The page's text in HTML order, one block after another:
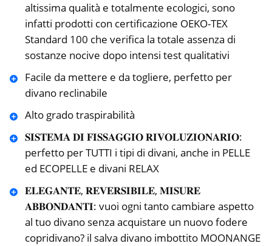
altissima qualità e totalmente ecologici, sono
infatti prodotti con certificazione OEKO-TEX
Standard 100 che verifica la totale assenza di
sostanze nocive dopo intensi test qualitativi
Facile da mettere e da togliere, perfetto per
divano reclinabile
Alto grado traspirabilità
𝐒𝐈𝐒𝐓𝐄𝐌𝐀 𝐃𝐈 𝐅𝐈𝐒𝐒𝐀𝐆𝐆𝐈𝐎 𝐑𝐈𝐕𝐎𝐋𝐔𝐙𝐈𝐎𝐍𝐀𝐑𝐈𝐎:
perfetto per TUTTI i tipi di divani, anche in PELLE
ed ECOPELLE e divani RELAX
𝐄𝐋𝐄𝐆𝐀𝐍𝐓𝐄, 𝐑𝐄𝐕𝐄𝐑𝐒𝐈𝐁𝐈𝐋𝐄, 𝐌𝐈𝐒𝐔𝐑𝐄
𝐀𝐁𝐁𝐎𝐍𝐃𝐀𝐍𝐓𝐈: vuoi ogni tanto cambiare aspetto
al tuo divano senza acquistare un nuovo fodere
copridivano? il salva divano imbottito MOONANGE